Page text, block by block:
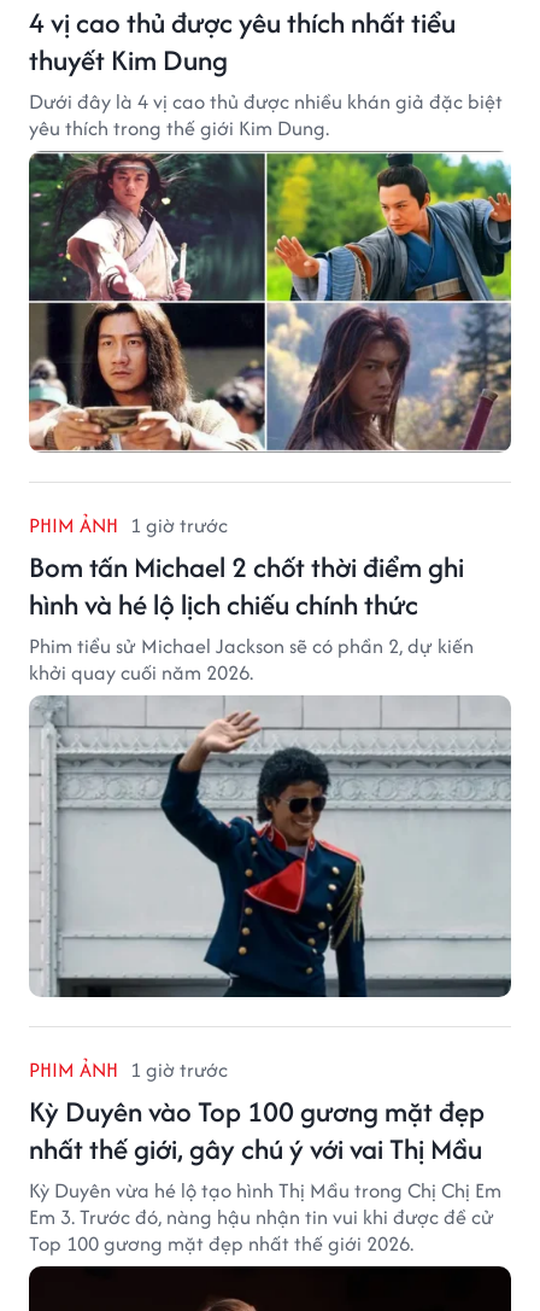
4 vị cao thủ được yêu thích nhất tiểu
thuyết Kim Dung
Dưới đây là 4 vị cao thủ được nhiều khán giả đặc biệt
yêu thích trong thế giới Kim Dung.
PHIM ẢNH 1 giờ trước
Bom tấn Michael 2 chốt thời điểm ghi
hình và hé lộ lịch chiếu chính thức
Phim tiểu sử Michael Jackson sẽ có phần 2, dự kiến
khởi quay cuối năm 2026.
PHIM ẢNH 1 giờ trước
Kỳ Duyên vào Top 100 gương mặt đẹp
nhất thế giới, gây chú ý với vai Thị Mầu
Kỳ Duyên vừa hé lộ tạo hình Thị Mầu trong Chị Chị Em
Em 3. Trước đó, nàng hậu nhận tin vui khi được đề cử
Top 100 gương mặt đẹp nhất thế giới 2026.